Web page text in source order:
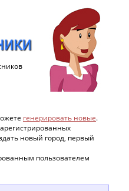
генерировать новые.
новый город, первый
пользователем